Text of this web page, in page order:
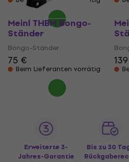
Meinl THBM Bongo-
Ständer
Bongo-Ständer
75 €
Beim Lieferanten vorrätig
Erweiterte 3-
Jahres-Garantie
Bis zu 30